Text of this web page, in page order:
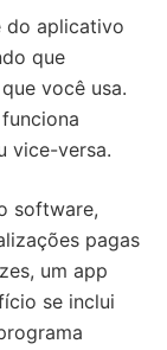
do aplicativo
que
você usa.
vice-versa.
software,
pagas
um app
se inclui